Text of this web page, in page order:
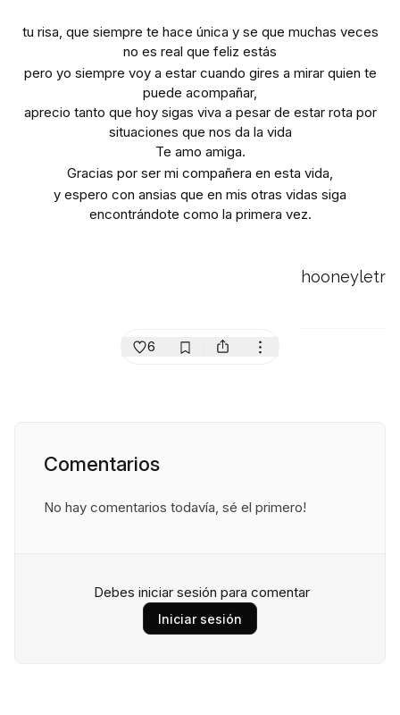
tu risa, que siempre te hace única y se que muchas veces
no es real que feliz estás
pero yo siempre voy a estar cuando gires a mirar quien te
puede acompañar,
aprecio tanto que hoy sigas viva a pesar de estar rota por
situaciones que nos da la vida
Te amo amiga.
Gracias por ser mi compañera en esta vida,
y espero con ansias que en mis otras vidas siga
encontrándote como la primera vez.
hooneyletr
6
Comentarios
No hay comentarios todavía, sé el primero!
Debes iniciar sesión para comentar
Iniciar sesión